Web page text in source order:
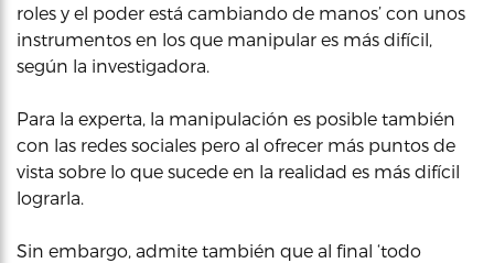
roles y el poder está cambiando de manos’ con unos
instrumentos en los que manipular es más difícil,
según la investigadora.
Para la experta, la manipulación es posible también
con las redes sociales pero al ofrecer más puntos de
vista sobre lo que sucede en la realidad es más difícil
lograrla.
Sin embargo, admite también que al final ‘todo